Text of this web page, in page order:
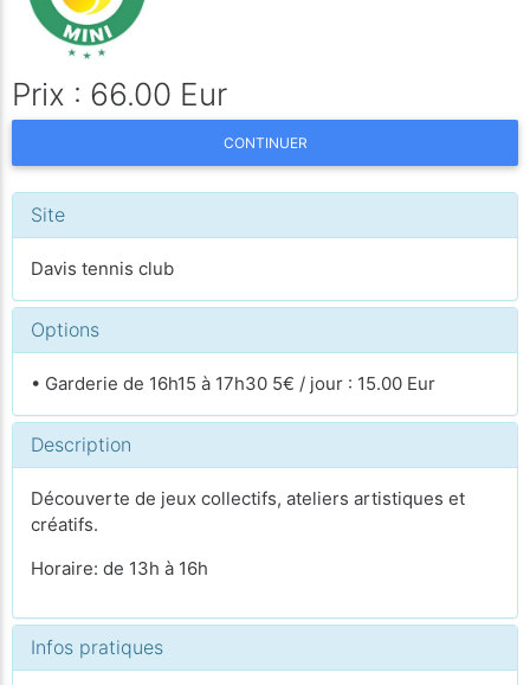
Prix : 66.00 Eur
CONTINUER
Site
Davis tennis club
Options
• Garderie de 16h15 à 17h30 5€ / jour : 15.00 Eur
Description
Découverte de jeux collectifs, ateliers artistiques et
créatifs.
Horaire: de 13h à 16h
Infos pratiques